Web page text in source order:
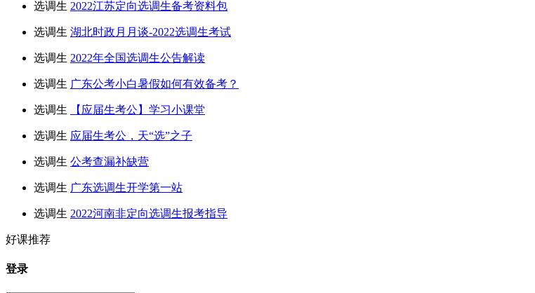
选调生 2022江苏定向选调生备考资料包
选调生 湖北时政月月谈-2022选调生考试
选调生 2022年全国选调生公告解读
选调生 广东公考小白暑假如何有效备考？
选调生 【应届生考公】学习小课堂
选调生 应届生考公，天“选”之子
选调生 公考查漏补缺营
选调生 广东选调生开学第一站
选调生 2022河南非定向选调生报考指导
好课推荐
登录